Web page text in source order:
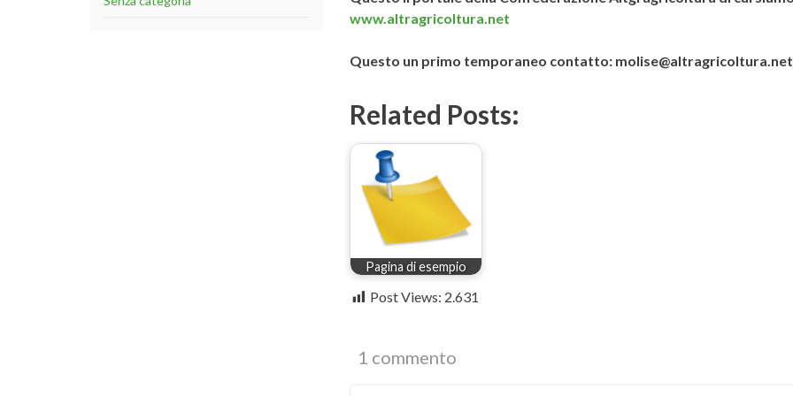
www.altragricoltura.net
Questo un primo temporaneo contatto: molise@altragricoltura.net
Related Posts:
Pagina di esempio
Post Views: 2.631
1 commento